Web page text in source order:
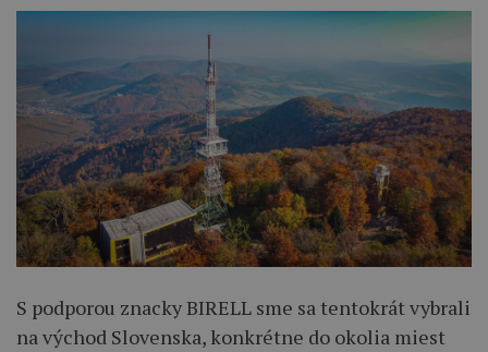
S podporou znacky BIRELL sme sa tentokrát vybrali
na východ Slovenska, konkrétne do okolia miest